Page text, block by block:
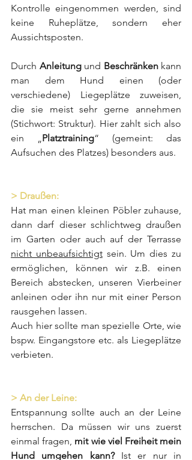
Kontrolle eingenommen werden, sind
keine Ruheplätze, sondern eher
Aussichtsposten.
Durch Anleitung und Beschränken kann
man dem Hund einen (oder
verschiedene) Liegeplätze zuweisen,
die sie meist sehr gerne annehmen
(Stichwort: Struktur). Hier zahlt sich also
ein „Platztraining“ (gemeint: das
Aufsuchen des Platzes) besonders aus.
> Draußen:
Hat man einen kleinen Pöbler zuhause,
dann darf dieser schlichtweg draußen
nicht unbeaufsichtigt sein. Um dies zu
ermöglichen, können wir z.B. einen
Bereich abstecken, unseren Vierbeiner
anleinen oder ihn nur mit einer Person
rausgehen lassen.
Auch hier sollte man spezielle Orte, wie
bspw. Eingangstore etc. als Liegeplätze
verbieten.
> An der Leine:
Entspannung sollte auch an der Leine
herrschen. Da müssen wir uns zuerst
einmal fragen, mit wie viel Freiheit mein
Hund umgehen kann? Ist er nur in